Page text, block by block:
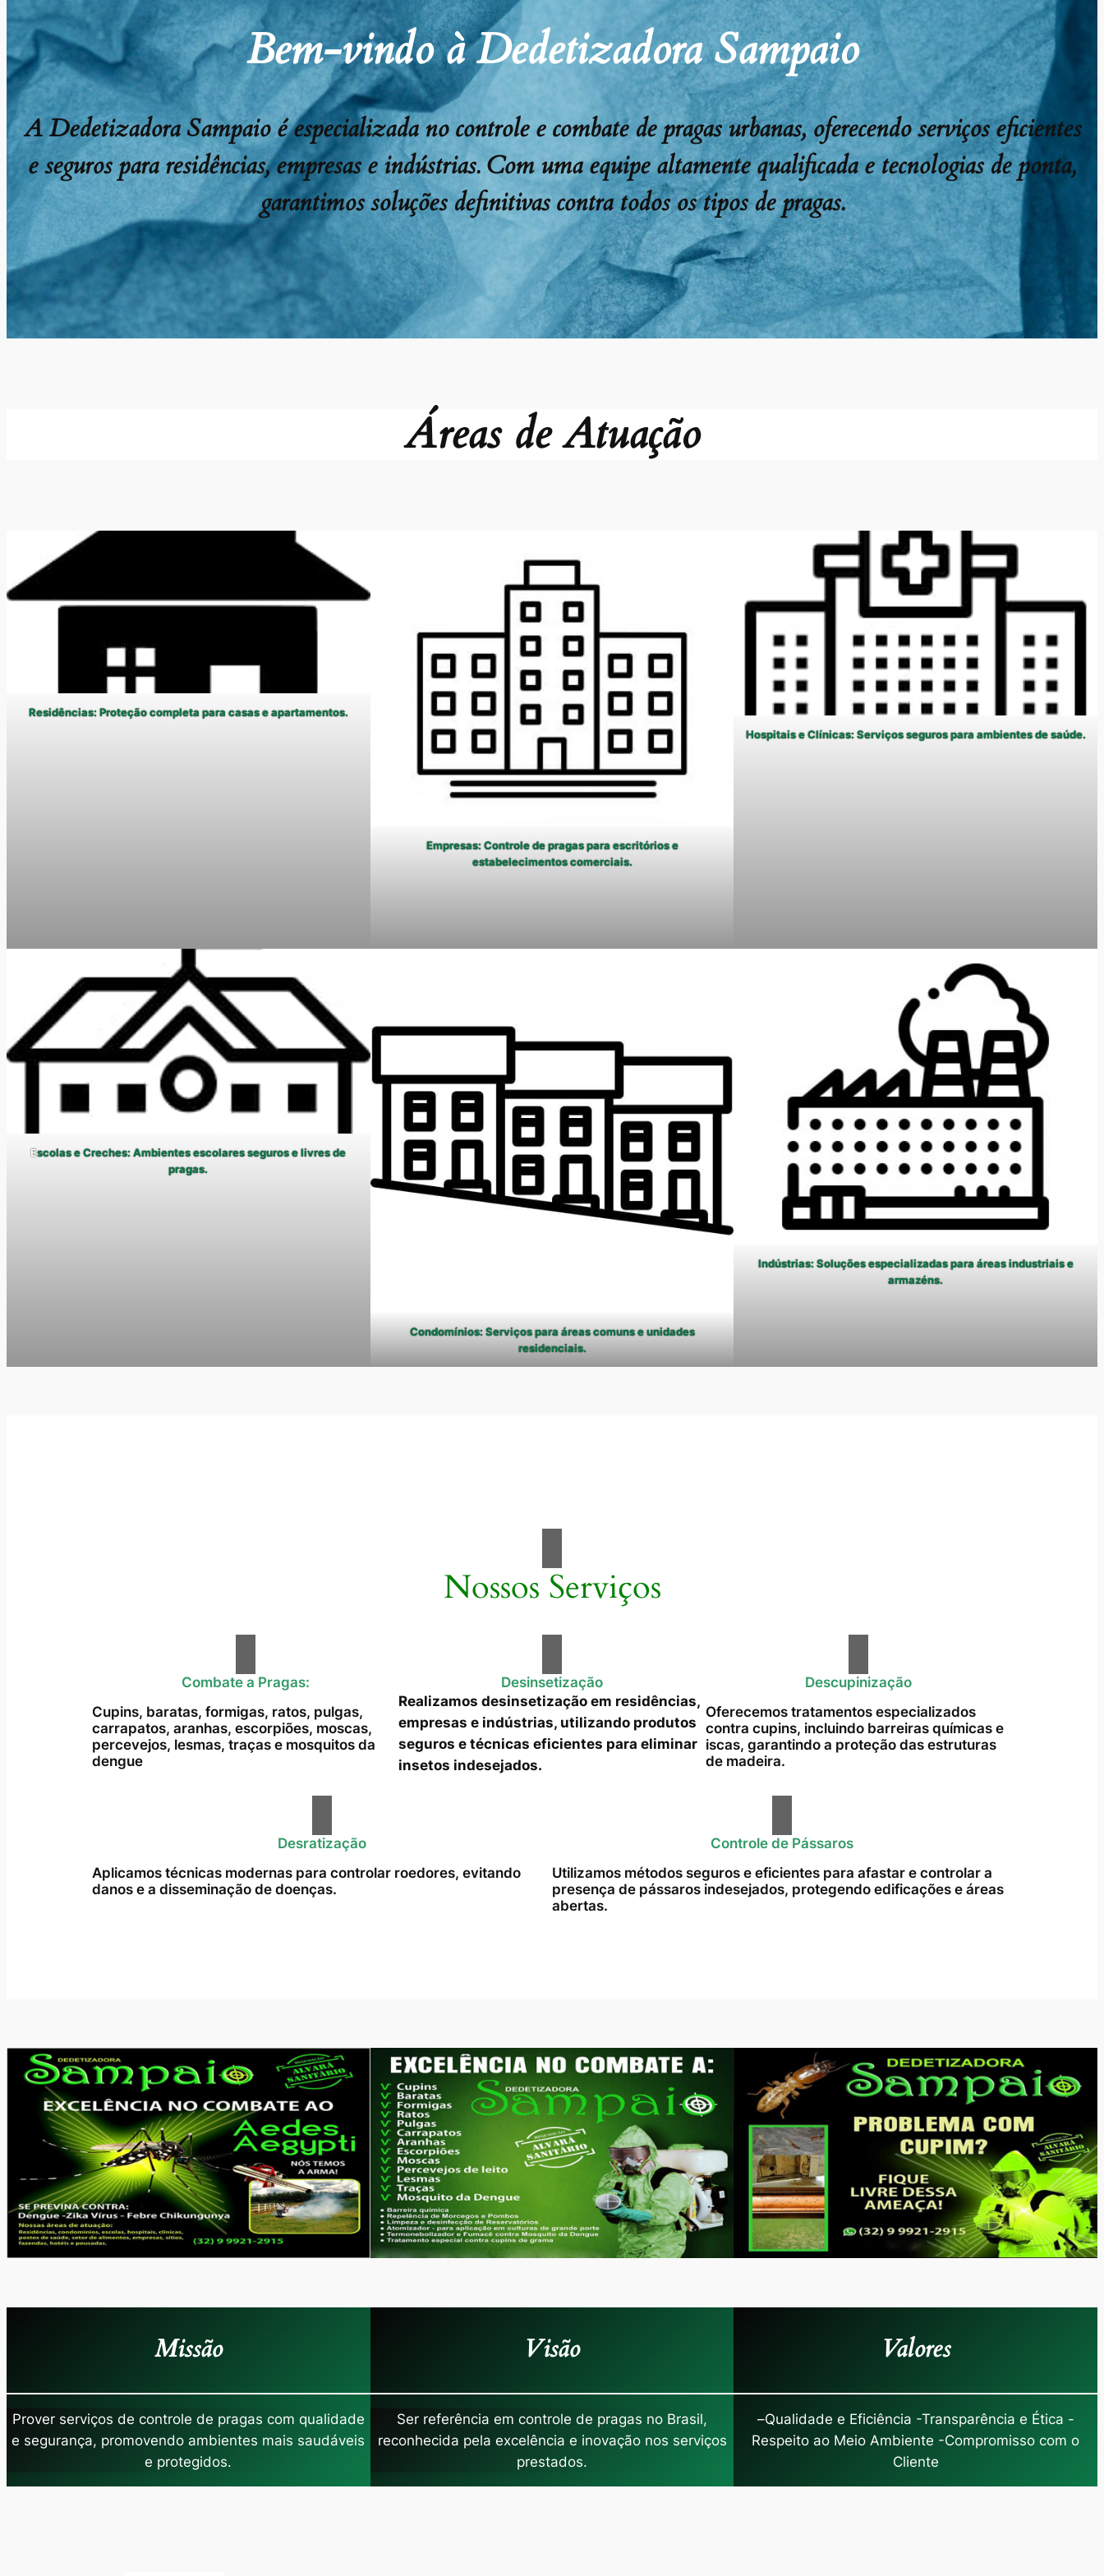
Bem-vindo à Dedetizadora Sampaio
A Dedetizadora Sampaio é especializada no controle e combate de pragas urbanas, oferecendo serviços eficientes
e seguros para residências, empresas e indústrias. Com uma equipe altamente qualificada e tecnologias de ponta,
garantimos soluções definitivas contra todos os tipos de pragas.
Áreas de Atuação
Residências: Proteção completa para casas e apartamentos.
Empresas: Controle de pragas para escritórios e
estabelecimentos comerciais.
Hospitais e Clínicas: Serviços seguros para ambientes de saúde.
Escolas e Creches: Ambientes escolares seguros e livres de
pragas.
Condomínios: Serviços para áreas comuns e unidades
residenciais.
Indústrias: Soluções especializadas para áreas industriais e
armazéns.
Nossos Serviços
Combate a Pragas:
Cupins, baratas, formigas, ratos, pulgas,
carrapatos, aranhas, escorpiões, moscas,
percevejos, lesmas, traças e mosquitos da
dengue
Desinsetização
Realizamos desinsetização em residências,
empresas e indústrias, utilizando produtos
seguros e técnicas eficientes para eliminar
insetos indesejados.
Descupinização
Oferecemos tratamentos especializados
contra cupins, incluindo barreiras químicas e
iscas, garantindo a proteção das estruturas
de madeira.
Desratização
Aplicamos técnicas modernas para controlar roedores, evitando
danos e a disseminação de doenças.
Controle de Pássaros
Utilizamos métodos seguros e eficientes para afastar e controlar a
presença de pássaros indesejados, protegendo edificações e áreas
abertas.
Missão
Prover serviços de controle de pragas com qualidade
e segurança, promovendo ambientes mais saudáveis
e protegidos.
Visão
Ser referência em controle de pragas no Brasil,
reconhecida pela excelência e inovação nos serviços
prestados.
Valores
–Qualidade e Eficiência -Transparência e Ética -
Respeito ao Meio Ambiente -Compromisso com o
Cliente